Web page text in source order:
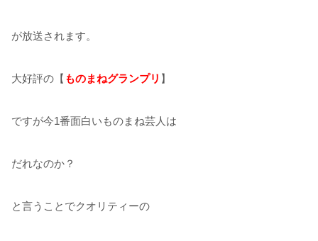
が放送されます。
大好評の【 ものまねグランプリ 】
ですが今1番面白いものまね芸人は
だれなのか？
と言うことでクオリティーの